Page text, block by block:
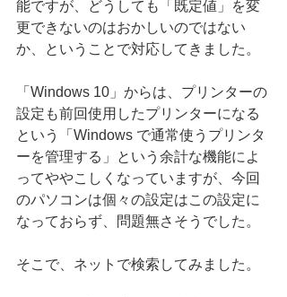
能ですが、どうしても「既定値」を変
更できないのはおかしいのではない
か、ということで対応してきました。
「Windows 10」からは、プリンターの
設定も前回使用したプリンターになる
という「Windows で通常使うプリンタ
ーを管理する」という余計な機能によ
ってややこしくなっていますが、今回
のパソコンは個々の設定はこの設定に
なっておらず、問題無さそうでした。
そこで、ネットで検索してみました。